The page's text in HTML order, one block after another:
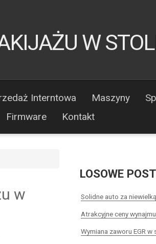
W
Interntowa Maszyny
Firmware Kontakt
w
LOSOWE
Solidne auto za
Atrakcyjne ceny
Wymiana zaworu EGR